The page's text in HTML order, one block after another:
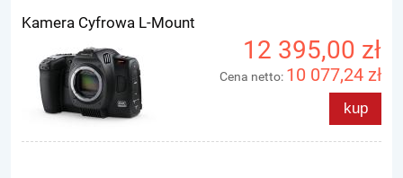
Kamera Cyfrowa L-Mount
12 395,00 zł
Cena netto: 10 077,24 zł
kup